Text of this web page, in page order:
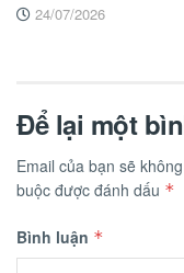
24/07/2026
Để lại một
Email của bạn sẽ
buộc được đánh dấu *
Bình luận *